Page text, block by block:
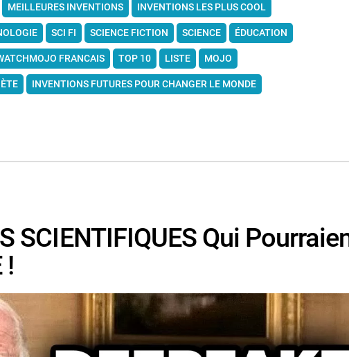
MEILLEURES INVENTIONS INVENTIONS LES PLUS COOL
SCI FI SCIENCE FICTION SCIENCE ÉDUCATION
FRANCAIS TOP 10 LISTE MOJO
INVENTIONS FUTURES POUR CHANGER LE MONDE
SCIENTIFIQUES Qui
!